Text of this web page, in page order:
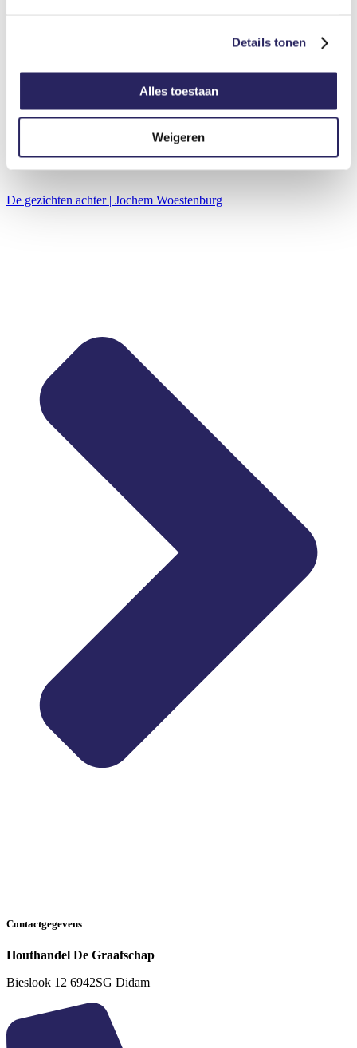
Details tonen
Alles toestaan
Weigeren
De gezichten achter | Jochem Woestenburg
Contactgegevens
Houthandel De Graafschap
Bieslook 12 6942SG Didam